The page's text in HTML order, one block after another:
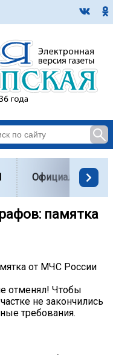
Официально
памятка
от МЧС России
отменял! Чтобы
не закончились
требования.